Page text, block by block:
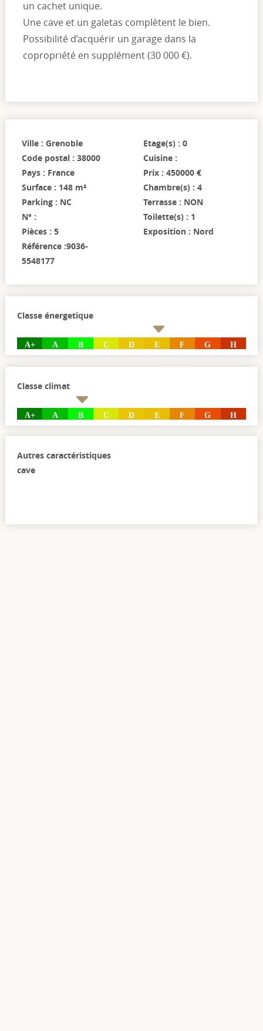
un cachet unique.
Une cave et un galetas complètent le bien.
Possibilité d’acquérir un garage dans la
copropriété en supplément (30 000 €).
Ville : Grenoble
Code postal : 38000
Pays : France
Surface : 148 m²
Parking : NC
N° :
Pièces : 5
Référence :9036-
5548177
Etage(s) : 0
Cuisine :
Prix : 450000 €
Chambre(s) : 4
Terrasse : NON
Toilette(s) : 1
Exposition : Nord
Classe énergetique
A+ A B C D E F G H
Classe climat
A+ A B C D E F G H
Autres caractéristiques
cave